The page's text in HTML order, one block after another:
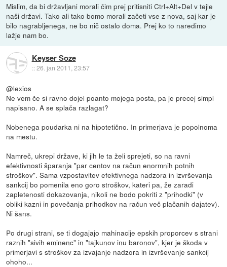
Mislim, da bi državljani morali čim prej pritisniti Ctrl+Alt+Del v tejle
naši državi. Tako ali tako bomo morali začeti vse z nova, saj kar je
bilo nagrabljenega, ne bo nič ostalo doma. Prej ko to naredimo
lažje nam bo.
Keyser Soze
::26. jan 2011, 23:57
@lexios
Ne vem če si ravno dojel poanto mojega posta, pa je precej simpl
napisano. A se splača razlagat?
Nobenega poudarka ni na hipotetično. In primerjava je popolnoma
na mestu.
Namreč, ukrepi države, ki jih le ta želi sprejeti, so na ravni
efektivnosti šparanja "par centov na račun enormnih potnih
stroškov". Sama vzpostavitev efektivnega nadzora in izvrševanja
sankcij bo pomenila eno goro stroškov, kateri pa, že zaradi
zapletenosti dokazovanja, nikoli ne bodo pokriti z "prihodki" (v
obliki kazni in povečanja prihodkov na račun več plačanih dajatev).
Ni šans.
Po drugi strani, se ti dogajajo mahinacije epskih proporcev s strani
raznih "sivih eminenc" in "tajkunov inu baronov", kjer je škoda v
primerjavi s stroškov za izvajanje nadzora in izvrševanje sankcij
ohoho...